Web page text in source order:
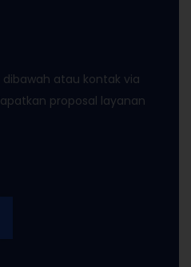
atau kontak via
proposal layanan